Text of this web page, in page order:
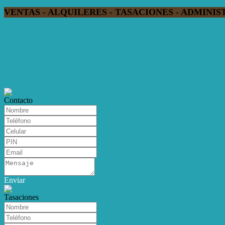
VENTAS - ALQUILERES - TASACIONES -
Contacto
Enviar
Tasaciones